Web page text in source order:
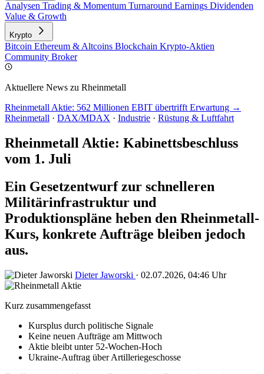
Analysen Trading & Momentum Turnaround Earnings Dividenden
Value & Growth
Krypto
Bitcoin Ethereum & Altcoins Blockchain Krypto-Aktien
Community Broker
Aktuellere News zu Rheinmetall
Rheinmetall Aktie: 562 Millionen EBIT übertrifft Erwartung →
Rheinmetall · DAX/MDAX · Industrie · Rüstung & Luftfahrt
Rheinmetall Aktie: Kabinettsbeschluss
vom 1. Juli
Ein Gesetzentwurf zur schnelleren
Militärinfrastruktur und
Produktionspläne heben den Rheinmetall-
Kurs, konkrete Aufträge bleiben jedoch
aus.
Dieter Jaworski · 02.07.2026, 04:46 Uhr
Kurz zusammengefasst
Kursplus durch politische Signale
Keine neuen Aufträge am Mittwoch
Aktie bleibt unter 52-Wochen-Hoch
Ukraine-Auftrag über Artilleriegeschosse